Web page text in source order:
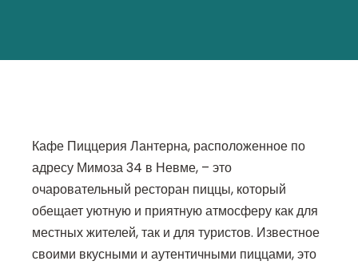
Кафе Пиццерия Лантерна, расположенное по
адресу Мимоза 34 в Невме, – это
очаровательный ресторан пиццы, который
обещает уютную и приятную атмосферу как для
местных жителей, так и для туристов. Известное
своими вкусными и аутентичными пиццами, это